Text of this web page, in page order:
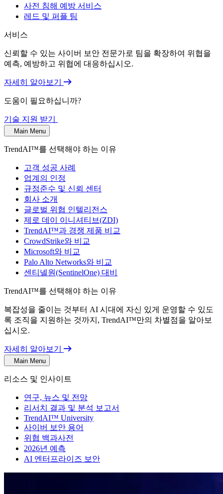
사전 침해 예방 서비스
레드 및 퍼플 팀
서비스
신뢰할 수 있는 사이버 보안 전문가로 팀을 확장하여 위협을
예측, 예방하고 위협에 대응하십시오.
자세히 알아보기
도움이 필요하십니까?
기술 지원 받기
Main Menu
TrendAI™를 선택해야 하는 이유
고객 성공 사례
업계의 인정
규정준수 및 신뢰 센터
회사 소개
글로벌 위협 인텔리전스
제로 데이 이니셔티브(ZDI)
TrendAI™과 경쟁 제품 비교
CrowdStrike와 비교
Microsoft와 비교
Palo Alto Networks와 비교
센티넬원(SentinelOne) 대비
TrendAI™를 선택해야 하는 이유
복잡성을 줄이는 것부터 AI 시대에 자신 있게 운영할 수 있도
록 조직을 지원하는 것까지, TrendAI™만의 차별점을 알아보
십시오.
자세히 알아보기
Main Menu
리소스 및 인사이트
연구, 뉴스 및 전망
리서치 결과 및 분석 보고서
TrendAI™ University
사이버 보안 용어
위협 백과사전
2026년 예측
AI 엔터프라이즈 보안